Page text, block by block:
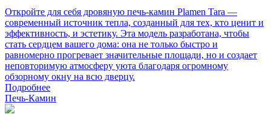
Откройте для себя дровяную печь-камин Plamen Tara —
современный источник тепла, созданный для тех, кто ценит и
эффективность, и эстетику. Эта модель разработана, чтобы
стать сердцем вашего дома: она не только быстро и
равномерно прогревает значительные площади, но и создает
неповторимую атмосферу уюта благодаря огромному
обзорному окну на всю дверцу.
Подробнее
Печь-Камин